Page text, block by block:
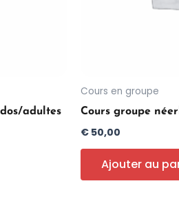
adultes
Cours en groupe
Cours groupe
€ 50,00
Ajouter au